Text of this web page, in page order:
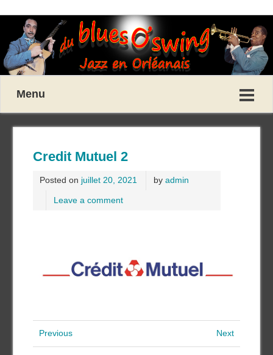
Menu
Credit Mutuel 2
Posted on juillet 20, 2021 by admin
Leave a comment
Previous Next